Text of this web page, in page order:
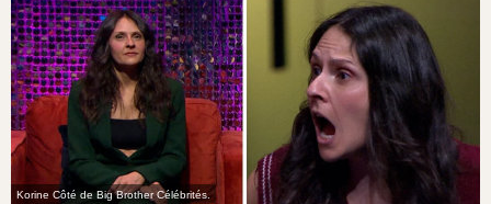
Korine Côté de Big Brother Célébrités.